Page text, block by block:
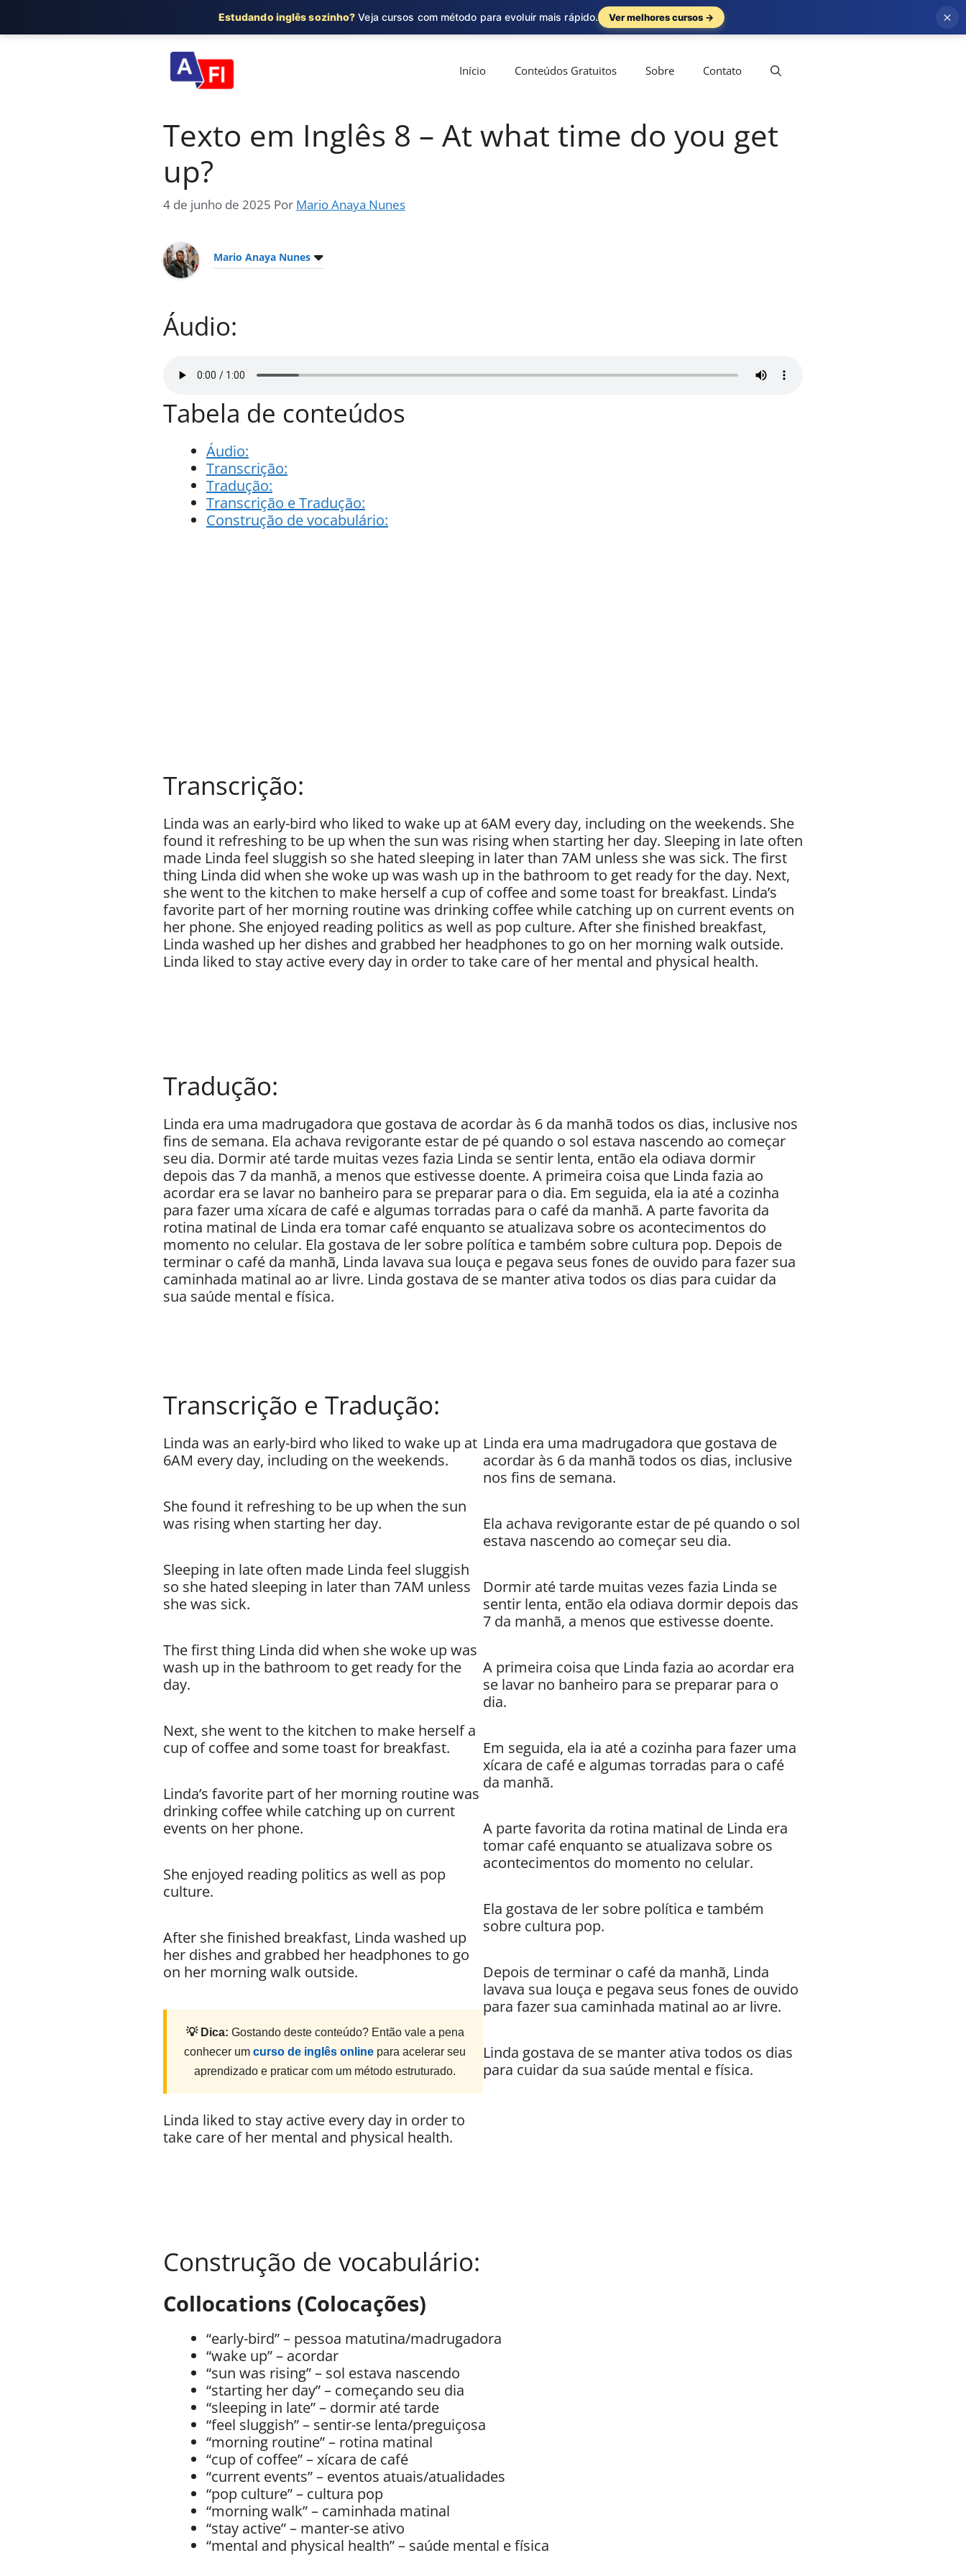
Início Conteúdos Gratuitos Sobre Contato
Texto em Inglês 8 – At what time do you get
up?
4 de junho de 2025 Por Mario Anaya Nunes
Mario Anaya Nunes
Áudio:
Tabela de conteúdos
Áudio:
Transcrição:
Tradução:
Transcrição e Tradução:
Construção de vocabulário:
Transcrição:
Linda was an early-bird who liked to wake up at 6AM every day, including on the weekends. She
found it refreshing to be up when the sun was rising when starting her day. Sleeping in late often
made Linda feel sluggish so she hated sleeping in later than 7AM unless she was sick. The first
thing Linda did when she woke up was wash up in the bathroom to get ready for the day. Next,
she went to the kitchen to make herself a cup of coffee and some toast for breakfast. Linda’s
favorite part of her morning routine was drinking coffee while catching up on current events on
her phone. She enjoyed reading politics as well as pop culture. After she finished breakfast,
Linda washed up her dishes and grabbed her headphones to go on her morning walk outside.
Linda liked to stay active every day in order to take care of her mental and physical health.
Tradução:
Linda era uma madrugadora que gostava de acordar às 6 da manhã todos os dias, inclusive nos
fins de semana. Ela achava revigorante estar de pé quando o sol estava nascendo ao começar
seu dia. Dormir até tarde muitas vezes fazia Linda se sentir lenta, então ela odiava dormir
depois das 7 da manhã, a menos que estivesse doente. A primeira coisa que Linda fazia ao
acordar era se lavar no banheiro para se preparar para o dia. Em seguida, ela ia até a cozinha
para fazer uma xícara de café e algumas torradas para o café da manhã. A parte favorita da
rotina matinal de Linda era tomar café enquanto se atualizava sobre os acontecimentos do
momento no celular. Ela gostava de ler sobre política e também sobre cultura pop. Depois de
terminar o café da manhã, Linda lavava sua louça e pegava seus fones de ouvido para fazer sua
caminhada matinal ao ar livre. Linda gostava de se manter ativa todos os dias para cuidar da
sua saúde mental e física.
Transcrição e Tradução:
Linda was an early-bird who liked to wake up at
6AM every day, including on the weekends.
She found it refreshing to be up when the sun
was rising when starting her day.
Sleeping in late often made Linda feel sluggish
so she hated sleeping in later than 7AM unless
she was sick.
The first thing Linda did when she woke up was
wash up in the bathroom to get ready for the
day.
Next, she went to the kitchen to make herself a
cup of coffee and some toast for breakfast.
Linda’s favorite part of her morning routine was
drinking coffee while catching up on current
events on her phone.
She enjoyed reading politics as well as pop
culture.
After she finished breakfast, Linda washed up
her dishes and grabbed her headphones to go
on her morning walk outside.
💡 Dica: Gostando deste conteúdo? Então vale a pena
conhecer um curso de inglês online para acelerar seu
aprendizado e praticar com um método estruturado.
Linda liked to stay active every day in order to
take care of her mental and physical health.
Linda era uma madrugadora que gostava de
acordar às 6 da manhã todos os dias, inclusive
nos fins de semana.
Ela achava revigorante estar de pé quando o sol
estava nascendo ao começar seu dia.
Dormir até tarde muitas vezes fazia Linda se
sentir lenta, então ela odiava dormir depois das
7 da manhã, a menos que estivesse doente.
A primeira coisa que Linda fazia ao acordar era
se lavar no banheiro para se preparar para o
dia.
Em seguida, ela ia até a cozinha para fazer uma
xícara de café e algumas torradas para o café
da manhã.
A parte favorita da rotina matinal de Linda era
tomar café enquanto se atualizava sobre os
acontecimentos do momento no celular.
Ela gostava de ler sobre política e também
sobre cultura pop.
Depois de terminar o café da manhã, Linda
lavava sua louça e pegava seus fones de ouvido
para fazer sua caminhada matinal ao ar livre.
Linda gostava de se manter ativa todos os dias
para cuidar da sua saúde mental e física.
Construção de vocabulário:
Collocations (Colocações)
“early-bird” – pessoa matutina/madrugadora
“wake up” – acordar
“sun was rising” – sol estava nascendo
“starting her day” – começando seu dia
“sleeping in late” – dormir até tarde
“feel sluggish” – sentir-se lenta/preguiçosa
“morning routine” – rotina matinal
“cup of coffee” – xícara de café
“current events” – eventos atuais/atualidades
“pop culture” – cultura pop
“morning walk” – caminhada matinal
“stay active” – manter-se ativo
“mental and physical health” – saúde mental e física
Estudando inglês sozinho? Veja cursos com método para evoluir mais rápido. Ver melhores cursos → ×